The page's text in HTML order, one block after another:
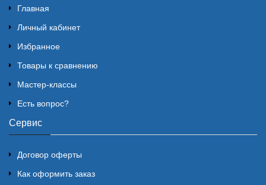
Главная
Личный кабинет
Избранное
Товары к сравнению
Мастер-классы
Есть вопрос?
Сервис
Договор оферты
Как оформить заказ